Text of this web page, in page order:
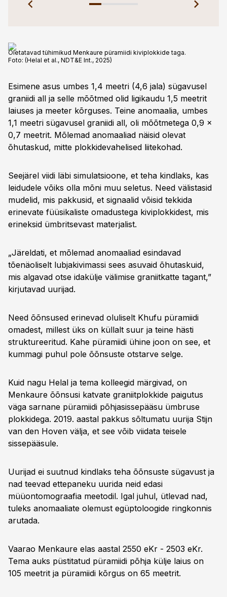
Oletatavad tühimikud Menkaure püramiidi kiviplokkide taga.
Foto: (Helal et al., NDT&E Int., 2025)
Esimene asus umbes 1,4 meetri (4,6 jala) sügavusel
graniidi all ja selle mõõtmed olid ligikaudu 1,5 meetrit
laiuses ja meeter kõrguses. Teine anomaalia, umbes
1,1 meetri sügavusel graniidi all, oli mõõtmetega 0,9 ×
0,7 meetrit. Mõlemad anomaaliad näisid olevat
õhutaskud, mitte plokkidevahelised liitekohad.
Seejärel viidi läbi simulatsioone, et teha kindlaks, kas
leidudele võiks olla mõni muu seletus. Need välistasid
mudelid, mis pakkusid, et signaalid võisid tekkida
erinevate füüsikaliste omadustega kiviplokkidest, mis
erineksid ümbritsevast materjalist.
„Järeldati, et mõlemad anomaaliad esindavad
tõenäoliselt lubjakivimassi sees asuvaid õhutaskuid,
mis algavad otse idakülje välimise graniitkatte tagant,”
kirjutavad uurijad.
Need õõnsused erinevad oluliselt Khufu püramiidi
omadest, millest üks on küllalt suur ja teine hästi
struktureeritud. Kahe püramiidi ühine joon on see, et
kummagi puhul pole õõnsuste otstarve selge.
Kuid nagu Helal ja tema kolleegid märgivad, on
Menkaure õõnsusi katvate graniitplokkide paigutus
väga sarnane püramiidi põhjasissepääsu ümbruse
plokkidega. 2019. aastal pakkus sõltumatu uurija Stijn
van den Hoven välja, et see võib viidata teisele
sissepääsule.
Uurijad ei suutnud kindlaks teha õõnsuste sügavust ja
nad teevad ettepaneku uurida neid edasi
müüontomograafia meetodil. Igal juhul, ütlevad nad,
tuleks anomaaliate olemust egüptoloogide ringkonnis
arutada.
Vaarao Menkaure elas aastal 2550 eKr - 2503 eKr.
Tema auks püstitatud püramiidi põhja külje laius on
105 meetrit ja püramiidi kõrgus on 65 meetrit.